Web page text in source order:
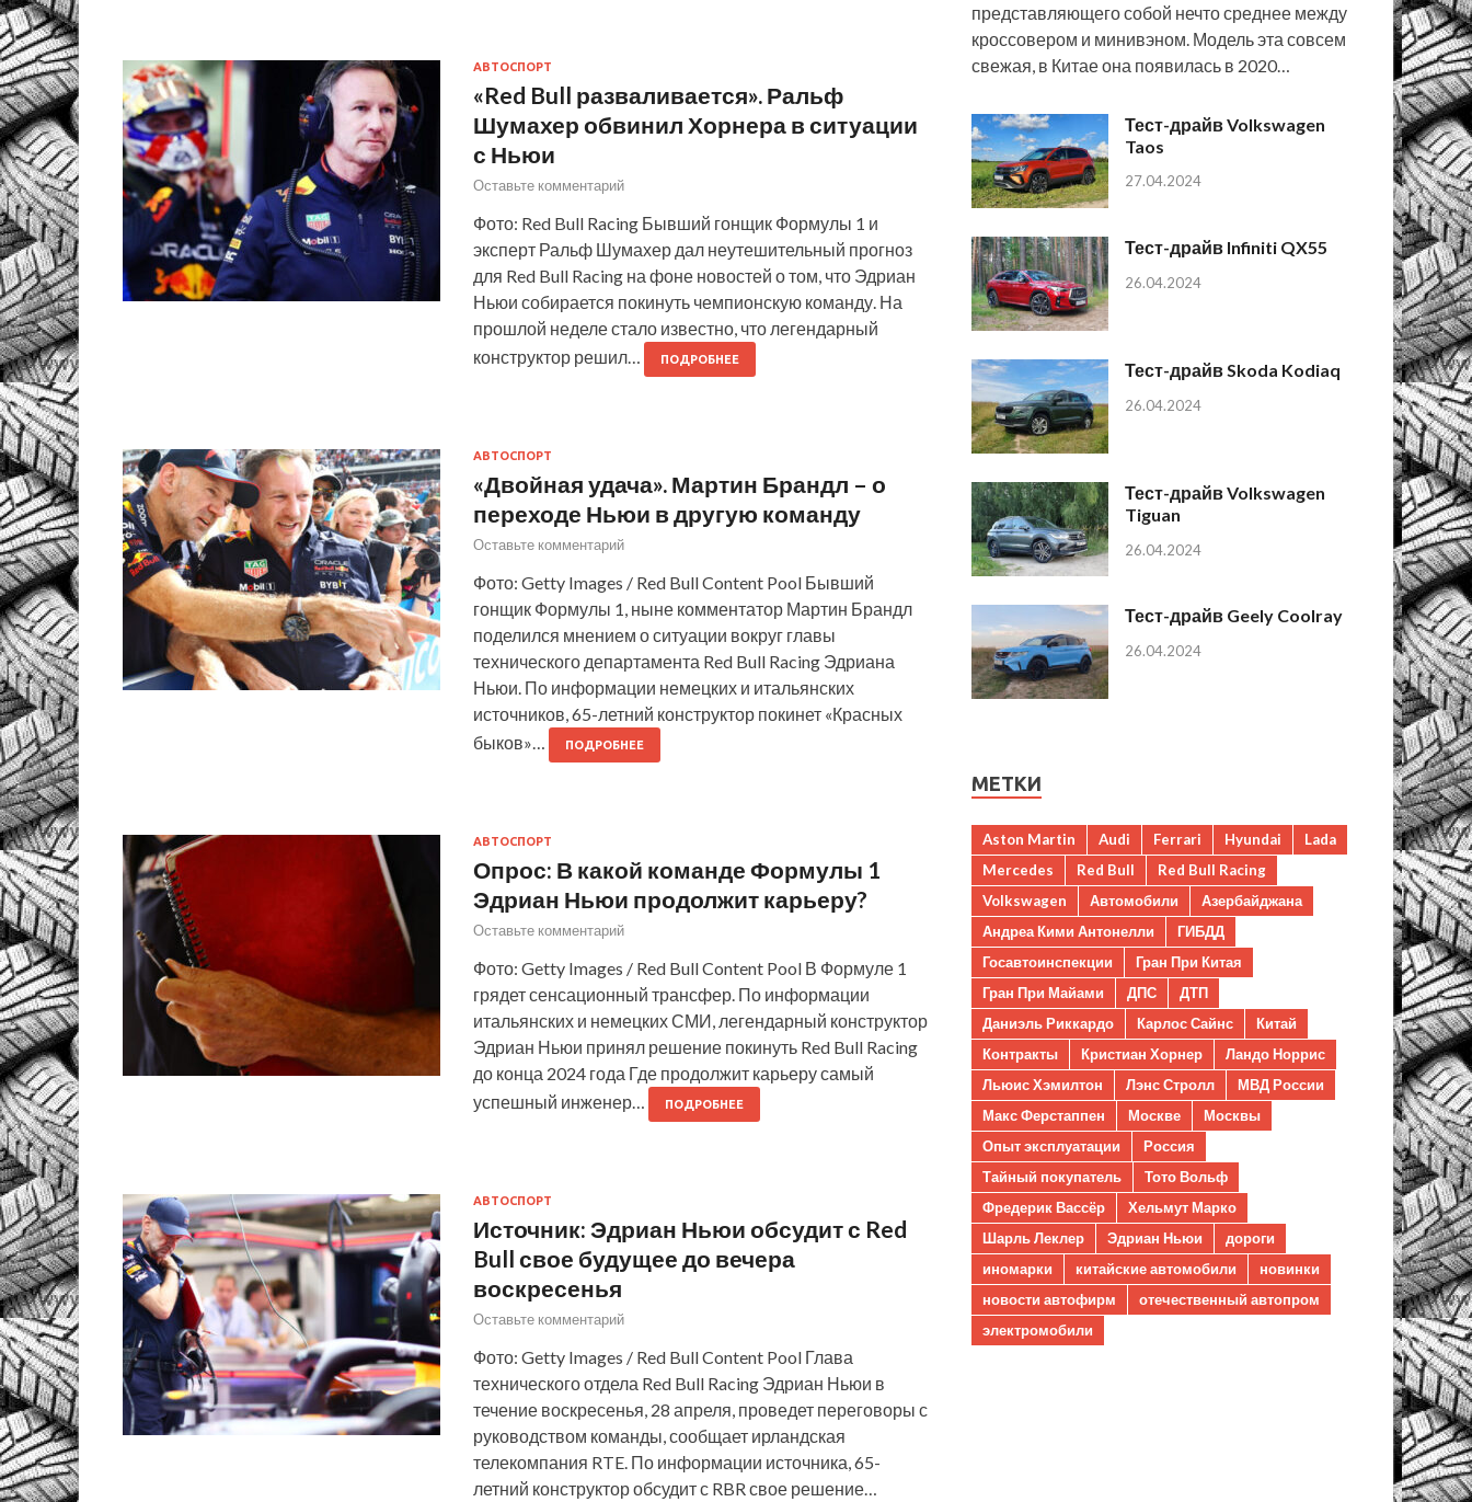
АВТОСПОРТ
«Red Bull разваливается». Ральф
Шумахер обвинил Хорнера в ситуации
с Ньюи
Оставьте комментарий
Фото: Red Bull Racing Бывший гонщик Формулы 1 и
эксперт Ральф Шумахер дал неутешительный прогноз
для Red Bull Racing на фоне новостей о том, что Эдриан
Ньюи собирается покинуть чемпионскую команду. На
прошлой неделе стало известно, что легендарный
конструктор решил…
ПОДРОБНЕЕ
АВТОСПОРТ
«Двойная удача». Мартин Брандл – о
переходе Ньюи в другую команду
Оставьте комментарий
Фото: Getty Images / Red Bull Content Pool Бывший
гонщик Формулы 1, ныне комментатор Мартин Брандл
поделился мнением о ситуации вокруг главы
технического департамента Red Bull Racing Эдриана
Ньюи. По информации немецких и итальянских
источников, 65-летний конструктор покинет «Красных
быков»…
ПОДРОБНЕЕ
АВТОСПОРТ
Опрос: В какой команде Формулы 1
Эдриан Ньюи продолжит карьеру?
Оставьте комментарий
Фото: Getty Images / Red Bull Content Pool В Формуле 1
грядет сенсационный трансфер. По информации
итальянских и немецких СМИ, легендарный конструктор
Эдриан Ньюи принял решение покинуть Red Bull Racing
до конца 2024 года Где продолжит карьеру самый
успешный инженер…
ПОДРОБНЕЕ
АВТОСПОРТ
Источник: Эдриан Ньюи обсудит с Red
Bull свое будущее до вечера
воскресенья
Оставьте комментарий
Фото: Getty Images / Red Bull Content Pool Глава
технического отдела Red Bull Racing Эдриан Ньюи в
течение воскресенья, 28 апреля, проведет переговоры с
руководством команды, сообщает ирландская
телекомпания RTE. По информации источника, 65-
летний конструктор обсудит с RBR свое решение…
представляющего собой нечто среднее между
кроссовером и минивэном. Модель эта совсем
свежая, в Китае она появилась в 2020…
Тест-драйв Volkswagen
Taos
27.04.2024
Тест-драйв Infiniti QX55
26.04.2024
Тест-драйв Skoda Kodiaq
26.04.2024
Тест-драйв Volkswagen
Tiguan
26.04.2024
Тест-драйв Geely Coolray
26.04.2024
МЕТКИ
Aston Martin Audi Ferrari Hyundai
Lada
Mercedes
Red Bull
Red Bull Racing
Volkswagen
Автомобили
Азербайджана
Андреа Кими Антонелли
ГИБДД
Госавтоинспекции
Гран При Китая
Гран При Майами
ДПС
ДТП
Даниэль Риккардо
Карлос Сайнс
Китай
Контракты
Кристиан Хорнер
Ландо Норрис
Льюис Хэмилтон
Лэнс Стролл
МВД России
Макс Ферстаппен
Москве
Москвы
Опыт эксплуатации
Россия
Тайный покупатель
Тото Вольф
Фредерик Вассёр
Хельмут Марко
Шарль Леклер
Эдриан Ньюи
дороги
иномарки
китайские автомобили
новинки
новости автофирм
отечественный автопром
электромобили